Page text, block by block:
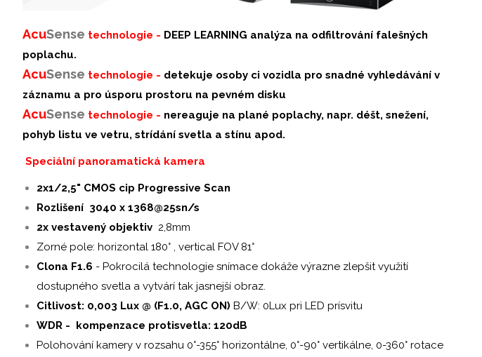
AcuSense technologie - DEEP LEARNING analýza na odfiltrování falešných
poplachu.
AcuSense technologie - detekuje osoby ci vozidla pro snadné vyhledávání v
záznamu a pro úsporu prostoru na pevném disku
AcuSense technologie - nereaguje na plané poplachy, napr. déšt, snežení,
pohyb listu ve vetru, strídání svetla a stínu apod.
Speciální panoramatická kamera
2x1/2,5" CMOS cip Progressive Scan
Rozlišení 3040 x 1368@25sn/s
2x vestavený objektiv 2,8mm
Zorné pole: horizontal 180° , vertical FOV 81°
Clona F1.6 - Pokrocilá technologie snímace dokáže výrazne zlepšit využití
dostupného svetla a vytvárí tak jasnejší obraz.
Citlivost: 0,003 Lux @ (F1.0, AGC ON) B/W: 0Lux pri LED prísvitu
WDR - kompenzace protisvetla: 120dB
Polohování kamery v rozsahu 0°-355° horizontálne, 0°-90° vertikálne, 0-360° rotace